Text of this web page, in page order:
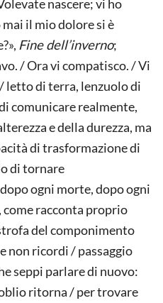
nascere; vi ho
il mio dolore si è
Fine dell’inverno;
/ Ora vi compatisco. / Vi
letto di terra, lenzuolo di
comunicare realmente,
e della durezza, ma
di trasformazione di
di tornare
ogni morte, dopo ogni
come racconta proprio
del componimento
non ricordi / passaggio
seppi parlare di nuovo:
ritorna / per trovare